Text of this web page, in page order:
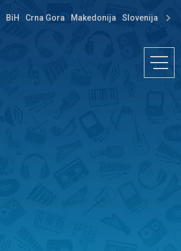
BiH Crna Gora Makedonija Slovenija